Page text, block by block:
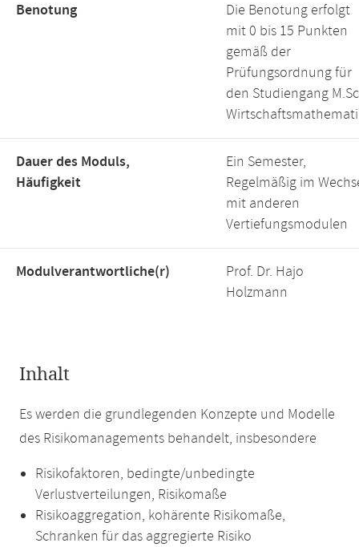
Benotung
Die Benotung erfolgt
mit 0 bis 15 Punkten
gemäß der
Prüfungsordnung für
den Studiengang
Dauer des Moduls,
Häufigkeit
Ein Semester,
Regelmäßig im
mit anderen
Vertiefungsmodulen
Modulverantwortliche(r)
Prof. Dr. Hajo
Holzmann
Inhalt
Es werden die grundlegenden Konzepte und Modelle
des Risikomanagements behandelt, insbesondere
Risikofaktoren, bedingte/unbedingte
Verlustverteilungen, Risikomaße
Risikoaggregation, kohärente Risikomaße,
Schranken für das aggregierte Risiko